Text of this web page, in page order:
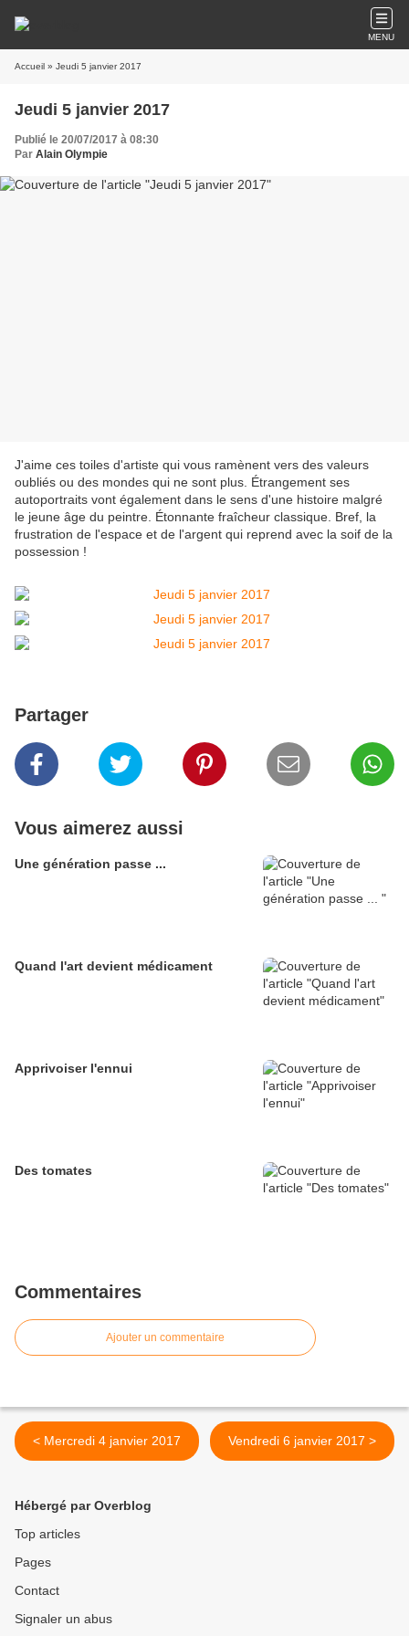
MENU
Accueil » Jeudi 5 janvier 2017
Jeudi 5 janvier 2017
Publié le 20/07/2017 à 08:30
Par Alain Olympie
J'aime ces toiles d'artiste qui vous ramènent vers des valeurs
oubliés ou des mondes qui ne sont plus. Étrangement ses
autoportraits vont également dans le sens d'une histoire malgré
le jeune âge du peintre. Étonnante fraîcheur classique. Bref, la
frustration de l'espace et de l'argent qui reprend avec la soif de la
possession !
Partager
Vous aimerez aussi
Une génération passe ...
Quand l'art devient médicament
Apprivoiser l'ennui
Des tomates
Commentaires
Ajouter un commentaire
< Mercredi 4 janvier 2017 Vendredi 6 janvier 2017 >
Hébergé par Overblog
Top articles
Pages
Contact
Signaler un abus